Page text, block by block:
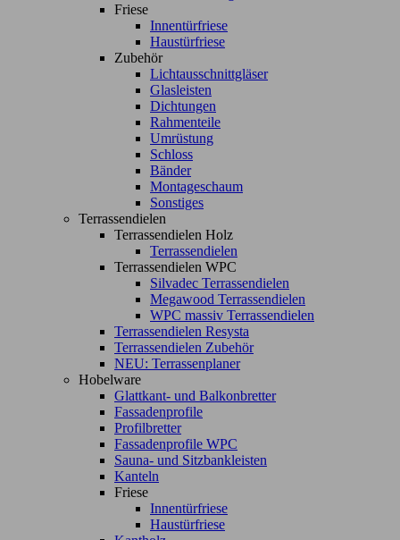
Friese
Innentürfriese
Haustürfriese
Zubehör
Lichtausschnittgläser
Glasleisten
Dichtungen
Rahmenteile
Umrüstung
Schloss
Bänder
Montageschaum
Sonstiges
Terrassendielen
Terrassendielen Holz
Terrassendielen
Terrassendielen WPC
Silvadec Terrassendielen
Megawood Terrassendielen
WPC massiv Terrassendielen
Terrassendielen Resysta
Terrassendielen Zubehör
NEU: Terrassenplaner
Hobelware
Glattkant- und Balkonbretter
Fassadenprofile
Profilbretter
Fassadenprofile WPC
Sauna- und Sitzbankleisten
Kanteln
Friese
Innentürfriese
Haustürfriese